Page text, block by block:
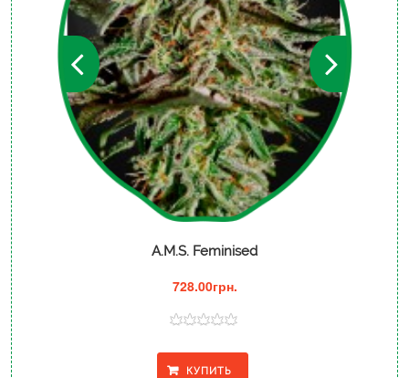
A.M.S. Feminised
728.00грн.
КУПИТЬ